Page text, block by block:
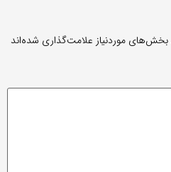
بخش‌های موردنیاز علامت‌گذاری شده‌اند